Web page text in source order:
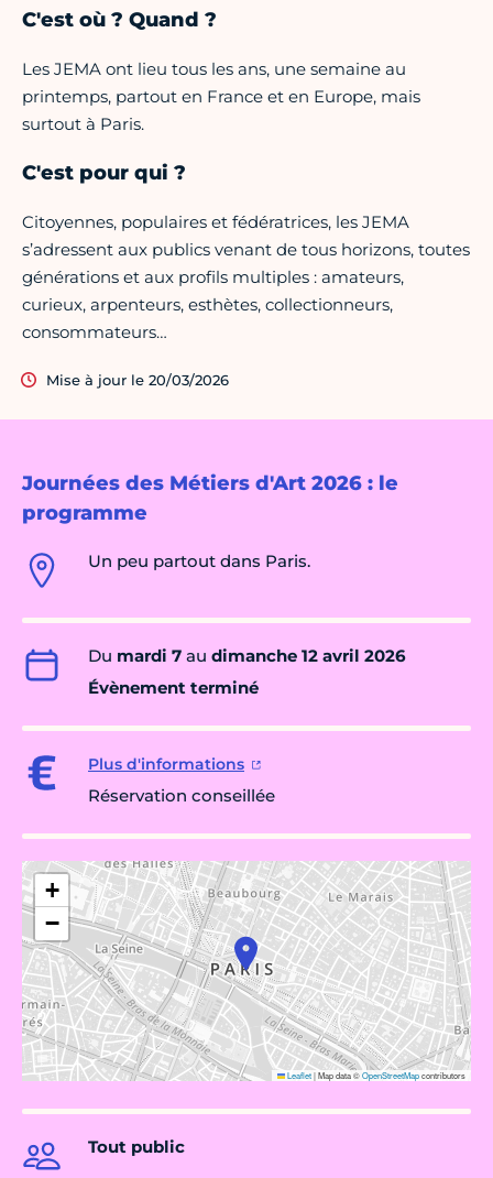
Journées des Métiers d'Art 2026 : le
programme
Un peu partout dans Paris.
Du mardi 7 au dimanche 12 avril 2026
Évènement terminé
Plus d'informations
Réservation conseillée
+
−
Leaflet|Map data ©OpenStreetMapcontributors
Tout public
C'est où ? Quand ?
Les JEMA ont lieu tous les ans, une semaine au
printemps, partout en France et en Europe, mais
surtout à Paris.
C'est pour qui ?
Citoyennes, populaires et fédératrices, les JEMA
s’adressent aux publics venant de tous horizons, toutes
générations et aux profils multiples : amateurs,
curieux, arpenteurs, esthètes, collectionneurs,
consommateurs…
Mise à jour le 20/03/2026